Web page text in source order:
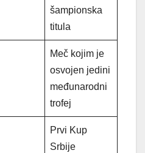
šampionska
titula
Meč kojim je
osvojen jedini
međunarodni
trofej
Prvi Kup
Srbije